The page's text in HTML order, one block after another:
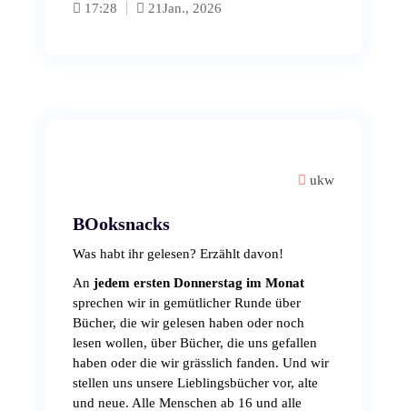
17:28
21Jan., 2026
ukw
BOoksnacks
Was habt ihr gelesen? Erzählt davon!
An jedem ersten Donnerstag im Monat
sprechen wir in gemütlicher Runde über
Bücher, die wir gelesen haben oder noch
lesen wollen, über Bücher, die uns gefallen
haben oder die wir grässlich fanden. Und wir
stellen uns unsere Lieblingsbücher vor, alte
und neue. Alle Menschen ab 16 und alle